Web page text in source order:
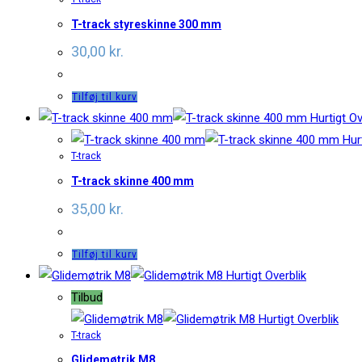
T-track styreskinne 300 mm
30,00 kr.
Tilføj til kurv
Hurtigt
T-track
T-track skinne 400 mm
35,00 kr.
Tilføj til kurv
Hurtigt Overblik
Tilbud
Hurtigt Overblik
T-track